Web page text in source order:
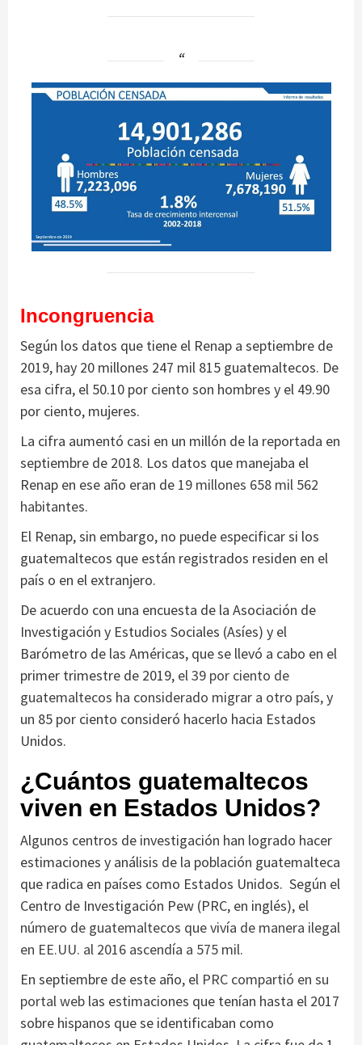
Incongruencia
Según los datos que tiene el Renap a septiembre de
2019, hay 20 millones 247 mil 815 guatemaltecos. De
esa cifra, el 50.10 por ciento son hombres y el 49.90
por ciento, mujeres.
La cifra aumentó casi en un millón de la reportada en
septiembre de 2018. Los datos que manejaba el
Renap en ese año eran de 19 millones 658 mil 562
habitantes.
El Renap, sin embargo, no puede especificar si los
guatemaltecos que están registrados residen en el
país o en el extranjero.
De acuerdo con una encuesta de la Asociación de
Investigación y Estudios Sociales (Asíes) y el
Barómetro de las Américas, que se llevó a cabo en el
primer trimestre de 2019, el 39 por ciento de
guatemaltecos ha considerado migrar a otro país,y
un 85 por ciento consideró hacerlo hacia Estados
Unidos.
¿Cuántos guatemaltecos
viven en Estados Unidos?
Algunos centros de investigación han logrado hacer
estimaciones y análisis de la población guatemalteca
que radica en países como Estados Unidos. Según el
Centro de Investigación Pew (PRC, en inglés), el
número de guatemaltecos que vivía de manera ilegal
en EE.UU. al 2016 ascendía a 575 mil.
En septiembre de este año, el PRC compartió en su
portal web las estimaciones que tenían hasta el 2017
sobre hispanos que se identificaban como